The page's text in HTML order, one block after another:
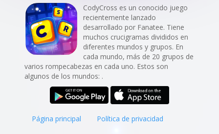
CodyCross es un conocido juego
recientemente lanzado
desarrollado por Fanatee. Tiene
muchos crucigramas divididos en
diferentes mundos y grupos. En
cada mundo, más de 20 grupos de
varios rompecabezas en cada uno. Estos son
algunos de los mundos: .
Página principal Política de privacidad